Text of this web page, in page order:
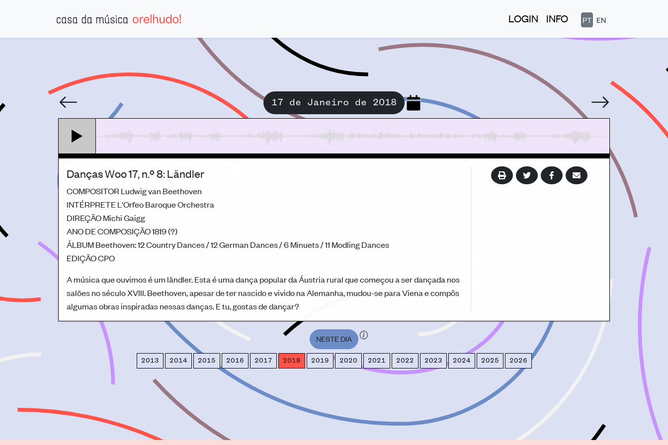
LOGIN INFO PT EN
17 de Janeiro de 2018
Danças Woo 17, n.º 8: Ländler
COMPOSITOR Ludwig van Beethoven
INTÉRPRETE L'Orfeo Baroque Orchestra
DIREÇÃOMichi Gaigg
ANO DE COMPOSIÇÃO1819 (?)
ÁLBUMBeethoven: 12 Country Dances / 12 German Dances / 6 Minuets / 11 Modling Dances
EDIÇÃOCPO
A música que ouvimos é um ländler. Esta é uma dança popular da Áustria rural que começou a ser dançada nos
salões no século XVIII. Beethoven, apesar de ter nascido e vivido na Alemanha, mudou-se para Viena e compôs
algumas obras inspiradas nessas danças. E tu, gostas de dançar?
NESTE DIA
2013 2014 2015 2016 2017 2018 2019 2020 2021 2022 2023 2024 2025 2026